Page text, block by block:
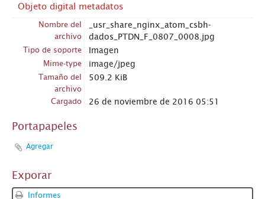
Objeto digital metadatos
Nombre del
archivo
_usr_share_nginx_atom_csbh-
dados_PTDN_F_0807_0008.jpg
Tipo de soporte Imagen
Mime-type image/jpeg
Tamaño del
archivo
509.2 KiB
Cargado 26 de noviembre de 2016 05:51
Portapapeles
Agregar
Exporar
Informes